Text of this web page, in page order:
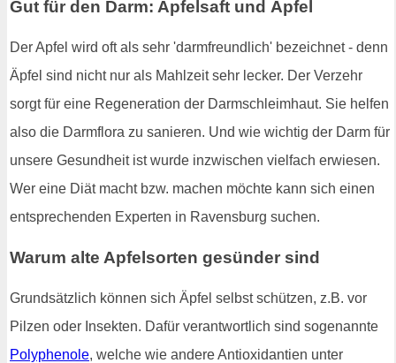
Gut für den Darm: Apfelsaft und Äpfel
Der Apfel wird oft als sehr 'darmfreundlich' bezeichnet - denn
Äpfel sind nicht nur als Mahlzeit sehr lecker. Der Verzehr
sorgt für eine Regeneration der Darmschleimhaut. Sie helfen
also die Darmflora zu sanieren. Und wie wichtig der Darm für
unsere Gesundheit ist wurde inzwischen vielfach erwiesen.
Wer eine Diät macht bzw. machen möchte kann sich einen
entsprechenden Experten in Ravensburg suchen.
Warum alte Apfelsorten gesünder sind
Grundsätzlich können sich Äpfel selbst schützen, z.B. vor
Pilzen oder Insekten. Dafür verantwortlich sind sogenannte
Polyphenole, welche wie andere Antioxidantien unter